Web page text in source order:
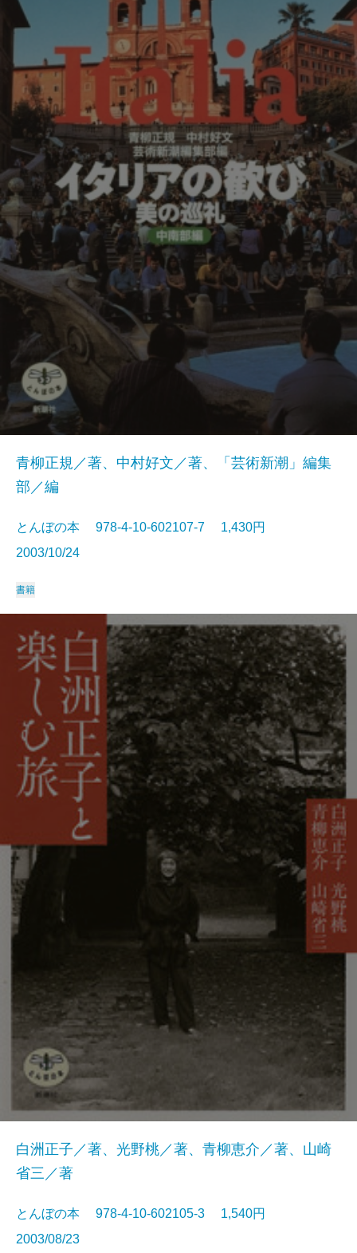
青柳正規／著、中村好文／著、「芸術新潮」編集
部／編
とんぼの本 978-4-10-602107-7 1,430円
2003/10/24
書籍
白洲正子／著、光野桃／著、青柳恵介／著、山崎
省三／著
とんぼの本 978-4-10-602105-3 1,540円
2003/08/23